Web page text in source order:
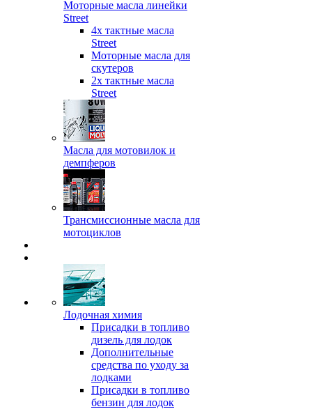
Моторные масла линейки
Street
4х тактные масла
Street
Моторные масла для
скутеров
2х тактные масла
Street
Масла для мотовилок и
демпферов
Трансмиссионные масла для
мотоциклов
Лодочная химия
Присадки в топливо
дизель для лодок
Дополнительные
средства по уходу за
лодками
Присадки в топливо
бензин для лодок